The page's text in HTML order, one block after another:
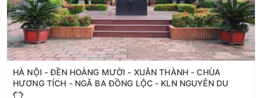
HÀ NỘI - ĐỀN HOÀNG MƯỜI - XUÂN THÀNH - CHÙA
HƯƠNG TÍCH - NGÃ BA ĐỒNG LỘC - KLN NGUYỄN DU